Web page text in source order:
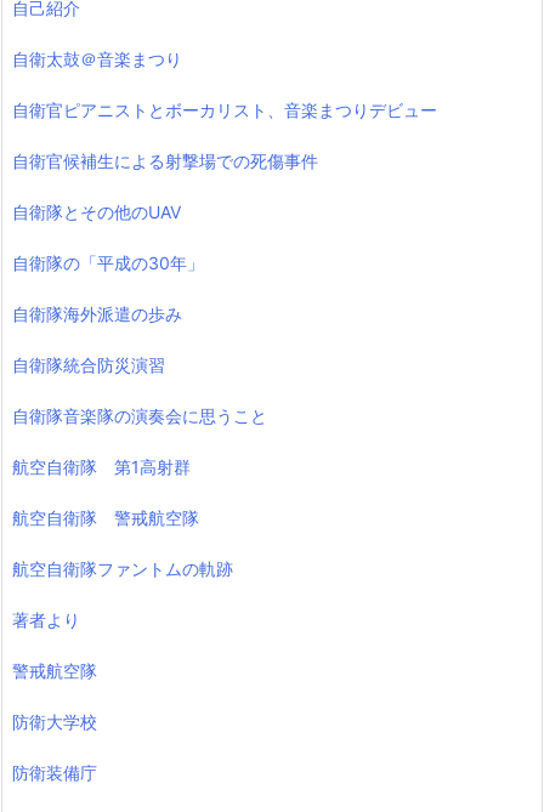
自己紹介
自衛太鼓＠音楽まつり
自衛官ピアニストとボーカリスト、音楽まつりデビュー
自衛官候補生による射撃場での死傷事件
自衛隊とその他のUAV
自衛隊の「平成の30年」
自衛隊海外派遣の歩み
自衛隊統合防災演習
自衛隊音楽隊の演奏会に思うこと
航空自衛隊 第1高射群
航空自衛隊 警戒航空隊
航空自衛隊ファントムの軌跡
著者より
警戒航空隊
防衛大学校
防衛装備庁